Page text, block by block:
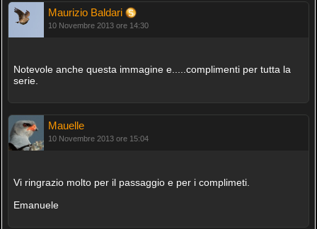
Maurizio Baldari
10 Novembre 2013 ore 14:30
Notevole anche questa immagine e.....complimenti per tutta la
serie.
Mauelle
10 Novembre 2013 ore 15:04
Vi ringrazio molto per il passaggio e per i complimeti.
Emanuele